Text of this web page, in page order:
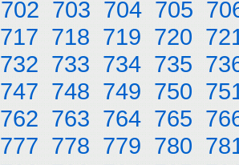
702 703 704 705
717 718 719 720
732 733 734 735
747 748 749 750
762 763 764 765
777 778 779 780